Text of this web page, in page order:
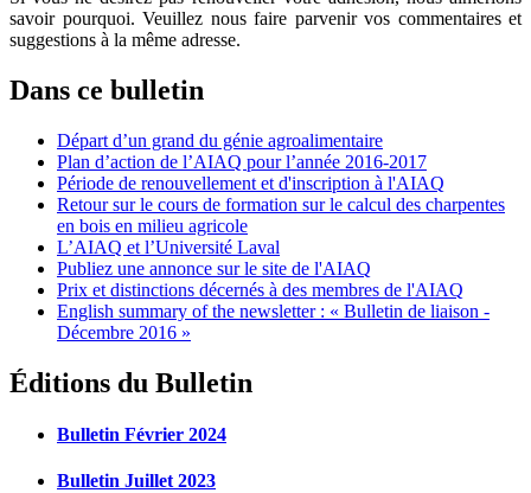
savoir pourquoi. Veuillez nous faire parvenir vos commentaires et
suggestions à la même adresse.
Dans ce bulletin
Départ d’un grand du génie agroalimentaire
Plan d’action de l’AIAQ pour l’année 2016-2017
Période de renouvellement et d'inscription à l'AIAQ
Retour sur le cours de formation sur le calcul des charpentes
en bois en milieu agricole
L’AIAQ et l’Université Laval
Publiez une annonce sur le site de l'AIAQ
Prix et distinctions décernés à des membres de l'AIAQ
English summary of the newsletter : « Bulletin de liaison -
Décembre 2016 »
Éditions du Bulletin
Bulletin Février 2024
Bulletin Juillet 2023